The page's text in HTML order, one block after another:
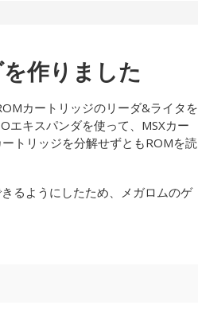
作りました
カートリッジのリーダ&ライタを
エキスパンダを使って、MSXカー
トリッジを分解せずともROMを読
るようにしたため、メガロムのゲ